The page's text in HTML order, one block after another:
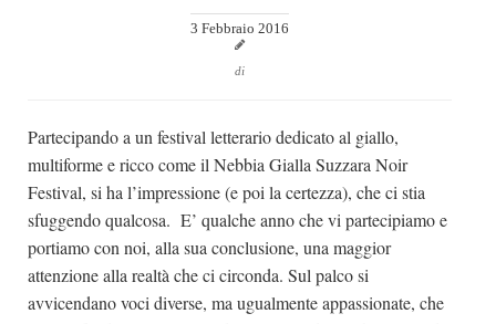
Archivio
Autori
Generi
Case editrici
Partnership
3 Febbraio 2016
di
Partecipando a un festival letterario dedicato al giallo,
multiforme e ricco come il Nebbia Gialla Suzzara Noir
Festival, si ha l’impressione (e poi la certezza), che ci stia
sfuggendo qualcosa. E’ qualche anno che vi partecipiamo e
portiamo con noi, alla sua conclusione, una maggior
attenzione alla realtà che ci circonda. Sul palco si
avvicendano voci diverse, ma ugualmente appassionate, che